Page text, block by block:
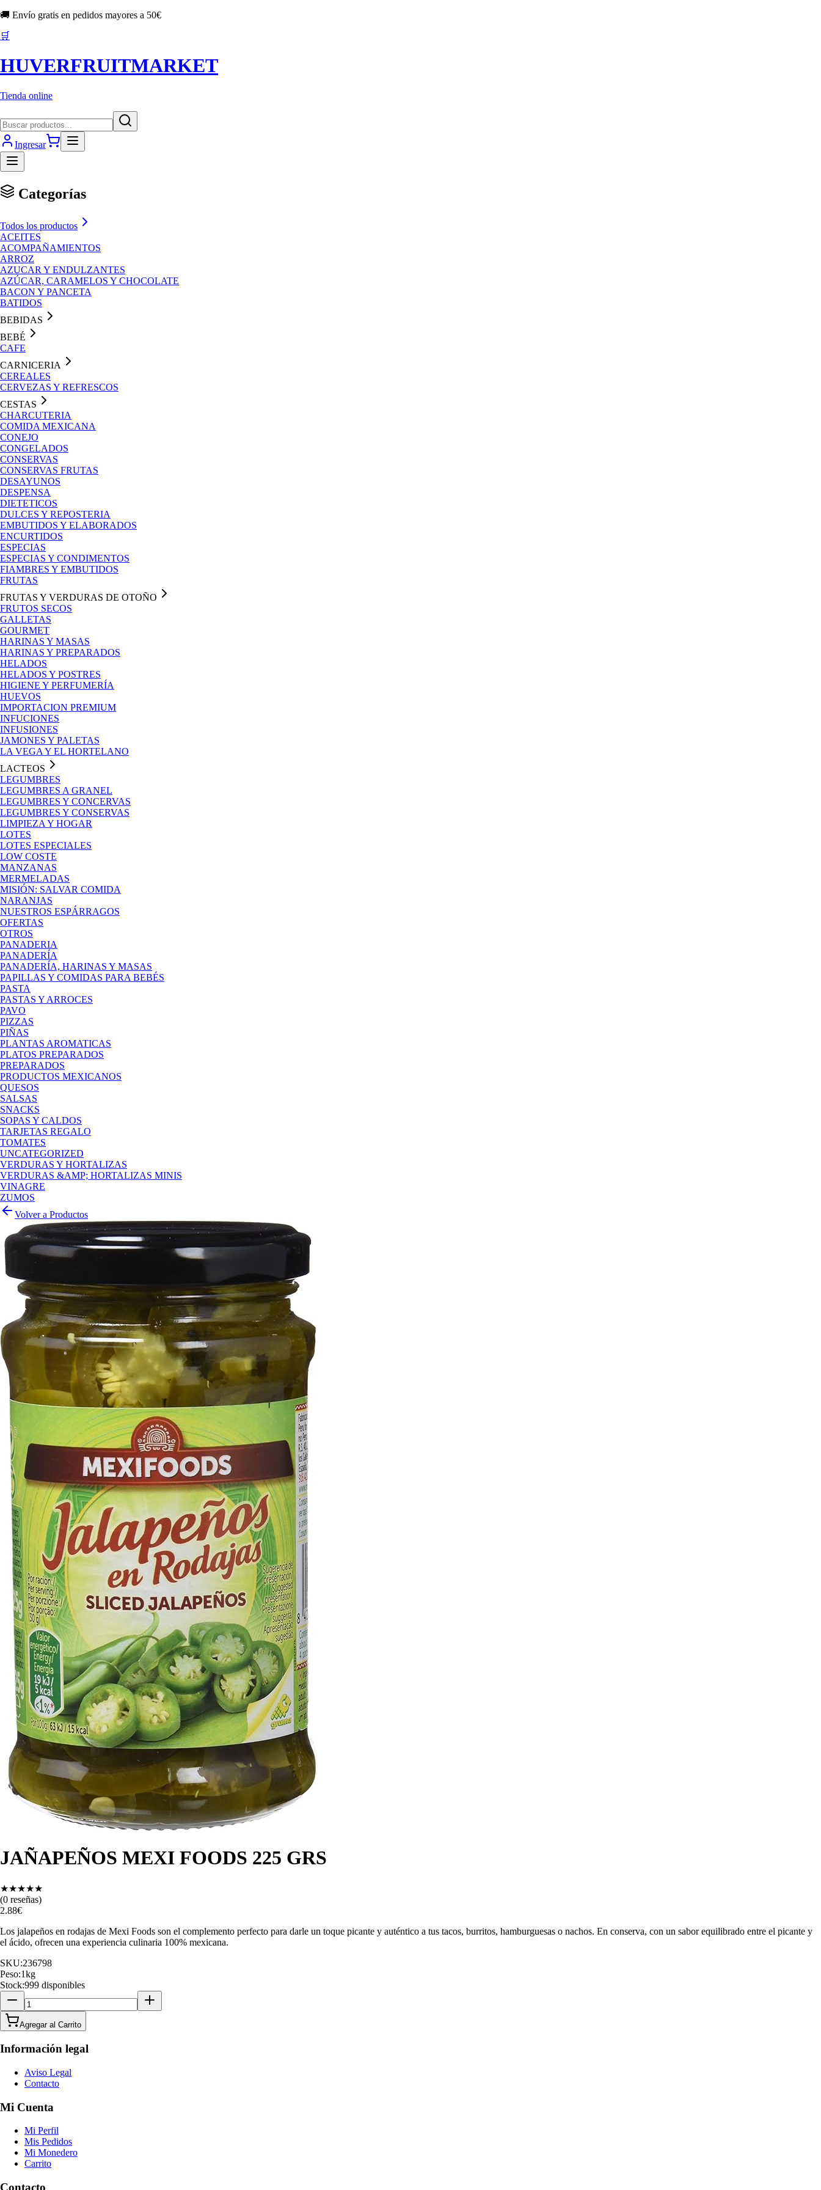
🚚 Envío gratis en pedidos mayores a 50€
🛒
HUVERFRUITMARKET
Tienda online
Ingresar
Categorías
Todos los productos
ACEITES
ACOMPAÑAMIENTOS
ARROZ
AZUCAR Y ENDULZANTES
AZÚCAR, CARAMELOS Y CHOCOLATE
BACON Y PANCETA
BATIDOS
BEBIDAS
BEBÉ
CAFE
CARNICERIA
CEREALES
CERVEZAS Y REFRESCOS
CESTAS
CHARCUTERIA
COMIDA MEXICANA
CONEJO
CONGELADOS
CONSERVAS
CONSERVAS FRUTAS
DESAYUNOS
DESPENSA
DIETETICOS
DULCES Y REPOSTERIA
EMBUTIDOS Y ELABORADOS
ENCURTIDOS
ESPECIAS
ESPECIAS Y CONDIMENTOS
FIAMBRES Y EMBUTIDOS
FRUTAS
FRUTAS Y VERDURAS DE OTOÑO
FRUTOS SECOS
GALLETAS
GOURMET
HARINAS Y MASAS
HARINAS Y PREPARADOS
HELADOS
HELADOS Y POSTRES
HIGIENE Y PERFUMERÍA
HUEVOS
IMPORTACION PREMIUM
INFUCIONES
INFUSIONES
JAMONES Y PALETAS
LA VEGA Y EL HORTELANO
LACTEOS
LEGUMBRES
LEGUMBRES A GRANEL
LEGUMBRES Y CONCERVAS
LEGUMBRES Y CONSERVAS
LIMPIEZA Y HOGAR
LOTES
LOTES ESPECIALES
LOW COSTE
MANZANAS
MERMELADAS
MISIÓN: SALVAR COMIDA
NARANJAS
NUESTROS ESPÁRRAGOS
OFERTAS
OTROS
PANADERIA
PANADERÍA
PANADERÍA, HARINAS Y MASAS
PAPILLAS Y COMIDAS PARA BEBÉS
PASTA
PASTAS Y ARROCES
PAVO
PIZZAS
PIÑAS
PLANTAS AROMATICAS
PLATOS PREPARADOS
PREPARADOS
PRODUCTOS MEXICANOS
QUESOS
SALSAS
SNACKS
SOPAS Y CALDOS
TARJETAS REGALO
TOMATES
UNCATEGORIZED
VERDURAS Y HORTALIZAS
VERDURAS &AMP; HORTALIZAS MINIS
VINAGRE
ZUMOS
Volver a Productos
JAÑAPEÑOS MEXI FOODS 225 GRS
★★★★★
(0 reseñas)
2.88€
Los jalapeños en rodajas de Mexi Foods son el complemento perfecto para darle un toque picante y auténtico a tus tacos, burritos, hamburguesas o nachos. En conserva, con un sabor equilibrado entre el picante y
el ácido, ofrecen una experiencia culinaria 100% mexicana.
SKU:236798
Peso:1kg
Stock:999 disponibles
Agregar al Carrito
Información legal
Aviso Legal
Contacto
Mi Cuenta
Mi Perfil
Mis Pedidos
Mi Monedero
Carrito
Contacto